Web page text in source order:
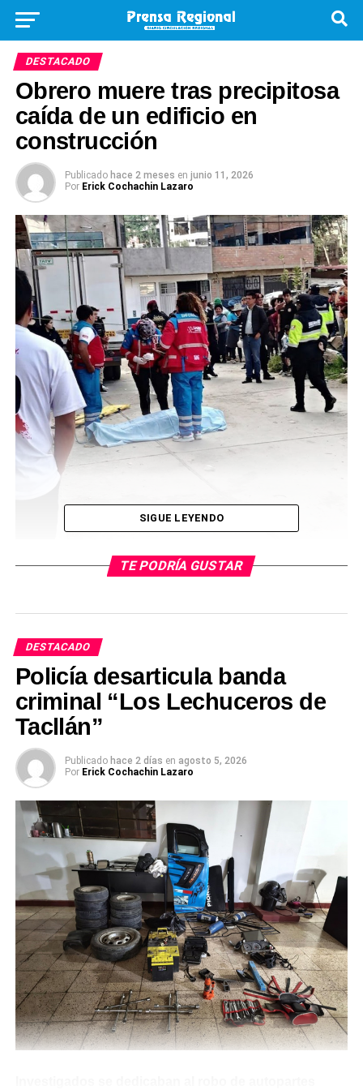
DESTACADO
Obrero muere tras precipitosa
caída de un edificio en
construcción
Publicado hace 2 meses en junio 11, 2026
Por Erick Cochachin Lazaro
DIVINCRI inició las investigaciones del caso
Ayer en horas de la tarde y por materia que es de
DIVINCRI Huaraz, una persona de sexo masculino dejó
de existir tras una precipitosa caída desde los altos de un
edificio.La tarde de ayer martes se registró un lamentable
suceso en el sector Challhua al Sur de Huaraz en la
jurisdicción del barrio de Tacllán.
Según los primeros testimonios de personas del lugar,
dieron cuenta que una persona cayó desde varios pisos
de una construcción, en circunstancias no conocidas por
las autoridades policiales y del Ministerio Público (esto
hasta el cierre de la presente edición)
Tras el llamado de los vecinos se tuvo la presencia del
personal de paramédicos del Sistema de Atención Móvil
de Urgencia (SAMU) quienes acudieron de inmediato tras
recibir la llamada de auxilio, lamentablemente solo
SIGUE LEYENDO
TE PODRÍA GUSTAR
DESTACADO
Policía desarticula banda
criminal “Los Lechuceros de
Tacllán”
Publicado hace 2 días en agosto 5, 2026
Por Erick Cochachin Lazaro